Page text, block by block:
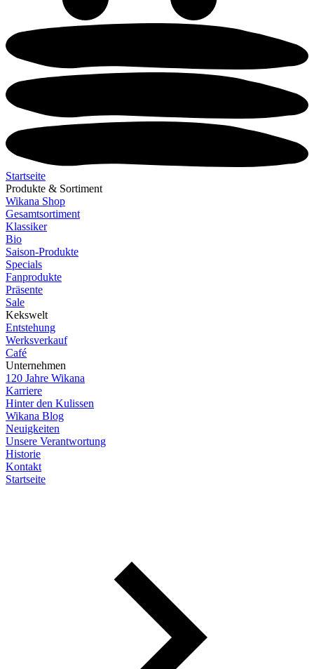
Startseite
Produkte & Sortiment
Wikana Shop
Gesamtsortiment
Klassiker
Bio
Saison-Produkte
Specials
Fanprodukte
Präsente
Sale
Kekswelt
Entstehung
Werksverkauf
Café
Unternehmen
120 Jahre Wikana
Karriere
Hinter den Kulissen
Wikana Blog
Neuigkeiten
Unsere Verantwortung
Historie
Kontakt
Startseite